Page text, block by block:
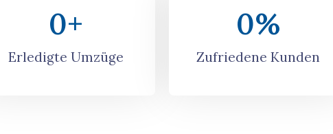
Erledigte Umzüge
0+
Zufriedene Kunden
0%